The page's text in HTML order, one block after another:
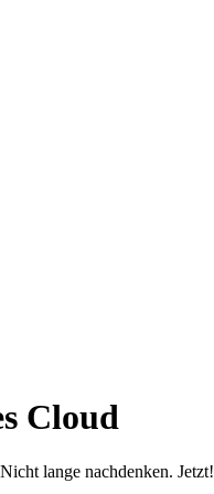
Cloud
lange nachdenken. Jetzt!